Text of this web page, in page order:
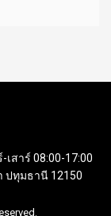
เสาร์ 08:00-17:00
ปทุมธานี 12150